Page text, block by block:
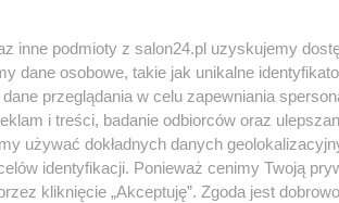
Gospodarka
inne podmioty z salon24.pl uzyskujemy
dane osobowe, takie jak unikalne
przeglądania w celu zapewniania
i treści, badanie odbiorców oraz
używać dokładnych danych
identyfikacji. Ponieważ cenimy Twoją
kliknięcie „Akceptuję”. Zgoda jest